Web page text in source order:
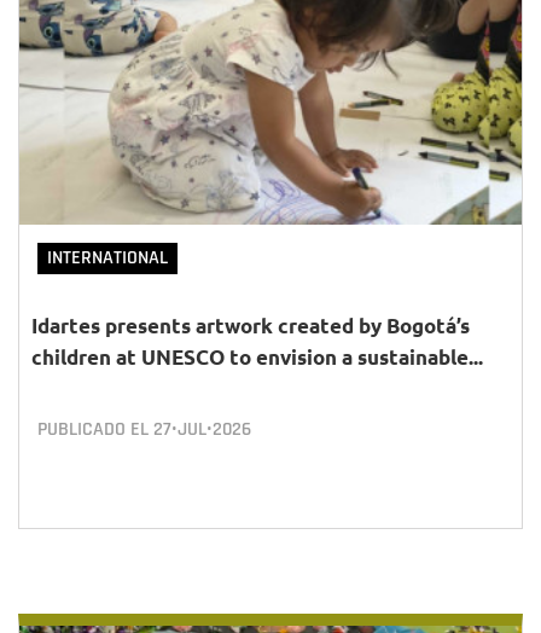
INTERNATIONAL
Idartes presents artwork created by Bogotá’s
children at UNESCO to envision a sustainable...
PUBLICADO EL 27•JUL•2026